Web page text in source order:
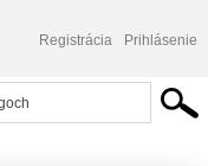
Registrácia Prihlásenie